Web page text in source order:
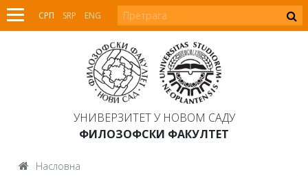
СРП SRP ENG
УНИВЕРЗИТЕТ У НОВОМ САДУ
ФИЛОЗОФСКИ ФАКУЛТЕТ
Насловна